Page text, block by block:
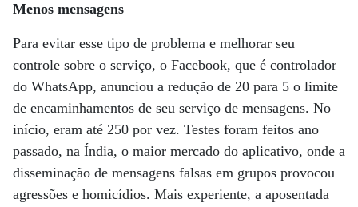
Menos mensagens
Para evitar esse tipo de problema e melhorar seu
controle sobre o serviço, o Facebook, que é controlador
do WhatsApp, anunciou a redução de 20 para 5 o limite
de encaminhamentos de seu serviço de mensagens. No
início, eram até 250 por vez. Testes foram feitos ano
passado, na Índia, o maior mercado do aplicativo, onde a
disseminação de mensagens falsas em grupos provocou
agressões e homicídios. Mais experiente, a aposentada